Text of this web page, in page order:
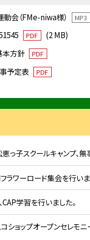
会（FMe-niwa様） MP3
PDF
(2 MB)
本方針
PDF
予定表 PDF
っ子スクールキャンプ、無
ラワーロード集会を行いま
学習を行いました。
ショップオープンセレモ